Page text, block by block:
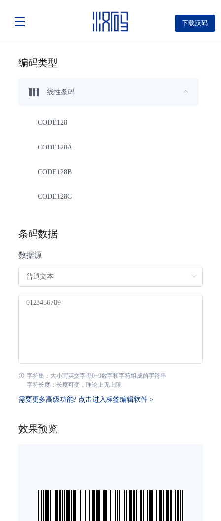
下载汉码
编码类型
线性条码
CODE128
CODE128A
CODE128B
CODE128C
CODE39_Mod43
Standard2of5
GS1_128
条码数据
数据源
字符集：大小写英文字母0~9数字和字符组成的字符串
字符长度：长度可变，理论上无上限
需要更多高级功能? 点击进入标签编辑软件 >
效果预览